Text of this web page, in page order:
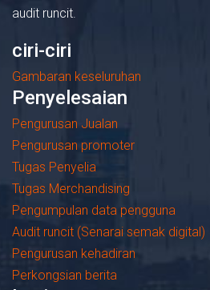
audit runcit.
ciri-ciri
Gambaran keseluruhan
Penyelesaian
Pengurusan Jualan
Pengurusan promoter
Tugas Penyelia
Tugas Merchandising
Pengumpulan data pengguna
Audit runcit (Senarai semak digital)
Pengurusan kehadiran
Perkongsian berita